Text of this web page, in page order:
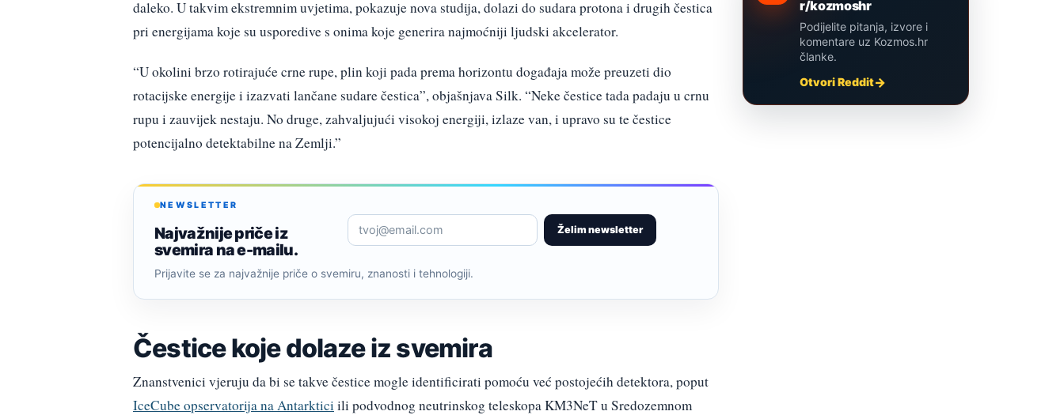
daleko. U takvim ekstremnim uvjetima, pokazuje nova studija, dolazi do sudara protona i drugih čestica
pri energijama koje su usporedive s onima koje generira najmoćniji ljudski akcelerator.
“U okolini brzo rotirajuće crne rupe, plin koji pada prema horizontu događaja može preuzeti dio
rotacijske energije i izazvati lančane sudare čestica”, objašnjava Silk. “Neke čestice tada padaju u crnu
rupu i zauvijek nestaju. No druge, zahvaljujući visokoj energiji, izlaze van, i upravo su te čestice
potencijalno detektabilne na Zemlji.”
NEWSLETTER
Najvažnije priče iz
svemira na e-mailu.
Želim newsletter
Prijavite se za najvažnije priče o svemiru, znanosti i tehnologiji.
Čestice koje dolaze iz svemira
Znanstvenici vjeruju da bi se takve čestice mogle identificirati pomoću već postojećih detektora, poput
IceCube opservatorija na Antarktici ili podvodnog neutrinskog teleskopa KM3NeT u Sredozemnom
r/kozmoshr
Podijelite pitanja, izvore i
komentare uz Kozmos.hr
članke.
Otvori Reddit